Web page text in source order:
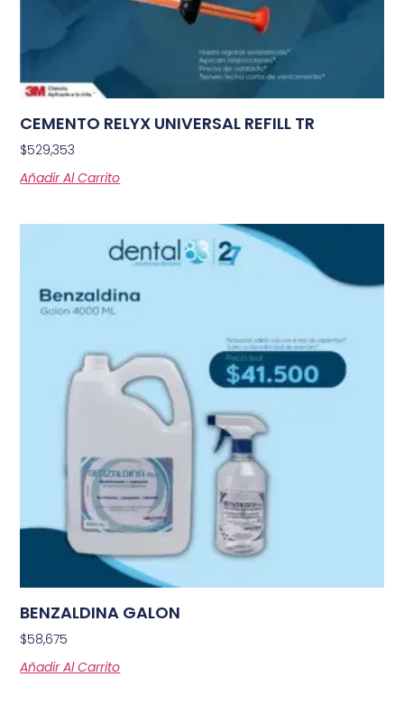
CEMENTO RELYX UNIVERSAL REFILL TR
$529,353
Añadir Al Carrito
BENZALDINA GALON
$58,675
Añadir Al Carrito